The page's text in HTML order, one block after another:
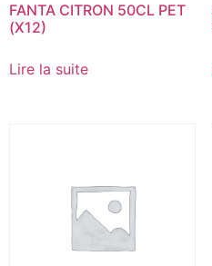
FANTA CITRON 50CL PET
(X12)
Lire la suite